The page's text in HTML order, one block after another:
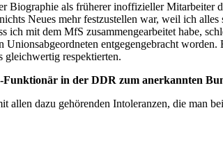
als früherer inoffizieller Mitarbeiter
Neues mehr festzustellen war, weil ich
ich mit dem MfS zusammengearbeitet habe,
entgegengebracht
gleichwertig respektierten.
in der DDR zum anerkannten
dazu gehörenden Intoleranzen, die man